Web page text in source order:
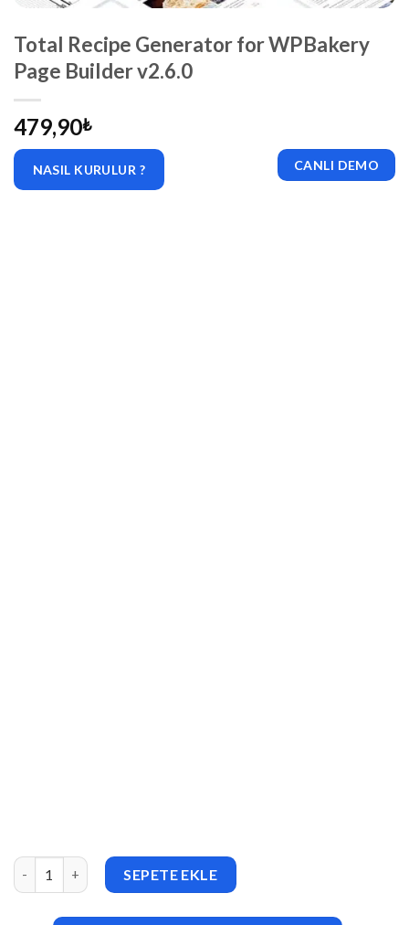
Total Recipe Generator for WPBakery
Page Builder v2.6.0
479,90₺
NASIL KURULUR ? CANLI DEMO
Total Recipe Generator for WPBakery Page Builder v2.6.0 adet
SEPETE EKLE